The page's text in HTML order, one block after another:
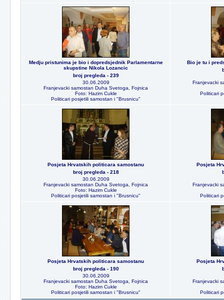
Medju pristunima je bio i dopredsjednik Parlamentarne
skupstine Nikola Lozancic
broj pregleda - 239
30.06.2009
Franjevacki samostan Duha Svetoga, Fojnica
Foto: Hazim Cukle
Politicari posjetili samostan i "Brusnicu"
Bio je tu i
Franjevacki
Politicari
Posjeta Hrvatskih politicara samostanu
broj pregleda - 218
30.06.2009
Franjevacki samostan Duha Svetoga, Fojnica
Foto: Hazim Cukle
Politicari posjetili samostan i "Brusnicu"
Posjeta
Franjevacki
Politicari
Posjeta Hrvatskih politicara samostanu
broj pregleda - 190
30.06.2009
Franjevacki samostan Duha Svetoga, Fojnica
Foto: Hazim Cukle
Politicari posjetili samostan i "Brusnicu"
Posjeta
Franjevacki
Politicari